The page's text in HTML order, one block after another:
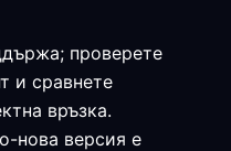
проверете
и сравнете
връзка.
нова версия е